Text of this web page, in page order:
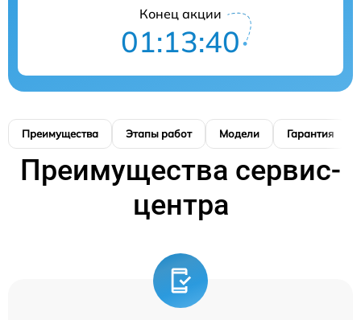
Конец акции
01:13:39
Преимущества Этапы работ Модели Гарантия
Преимущества сервис-
центра